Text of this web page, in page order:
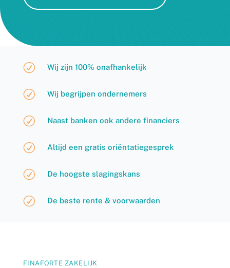
R Wij zijn 100% onafhankelijk
R Wij begrijpen ondernemers
R Naast banken ook andere financiers
R Altijd een gratis oriëntatiegesprek
R De hoogste slagingskans
R De beste rente & voorwaarden
FINAFORTE ZAKELIJK